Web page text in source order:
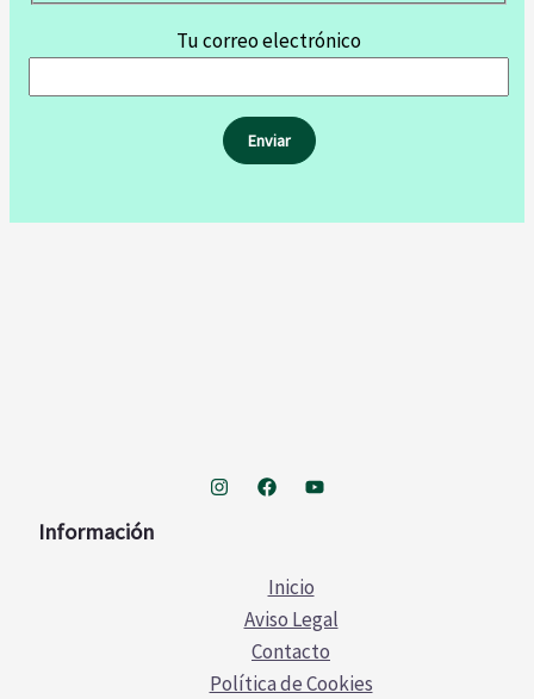
Tu correo electrónico
Información
Inicio
Aviso Legal
Contacto
Política de Cookies